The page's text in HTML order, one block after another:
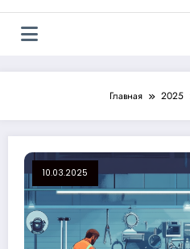
Главная 2025
10.03.2025